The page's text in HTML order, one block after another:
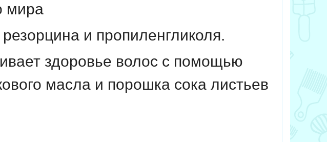
мира
и пропиленгликоля.
здоровье волос с помощью
масла и порошка сока листьев